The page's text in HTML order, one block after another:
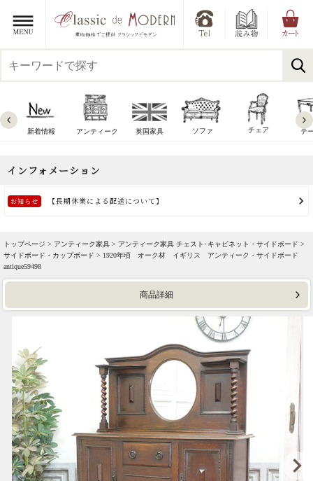
新着情報 アンティーク 英国家具 ソファ チェア テ
トップページ > アンティーク家具 > アンティーク家具 チェスト･キャビネット・サイドボード >
サイドボード・カップボード > 1920年頃 オーク材 イギリス アンティーク・サイドボード
antique59498
商品詳細